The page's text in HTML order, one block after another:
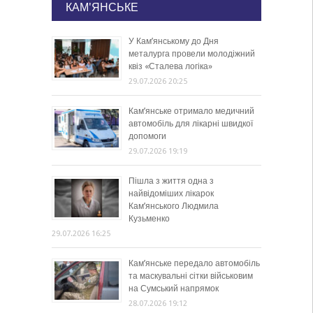
КАМ'ЯНСЬКЕ
У Кам’янському до Дня
металурга провели молодіжний
квіз «Сталева логіка»
29.07.2026 20:25
Кам’янське отримало медичний
автомобіль для лікарні швидкої
допомоги
29.07.2026 19:19
Пішла з життя одна з
найвідоміших лікарок
Кам’янського Людмила
Кузьменко
29.07.2026 16:25
Кам’янське передало автомобіль
та маскувальні сітки військовим
на Сумський напрямок
28.07.2026 19:12